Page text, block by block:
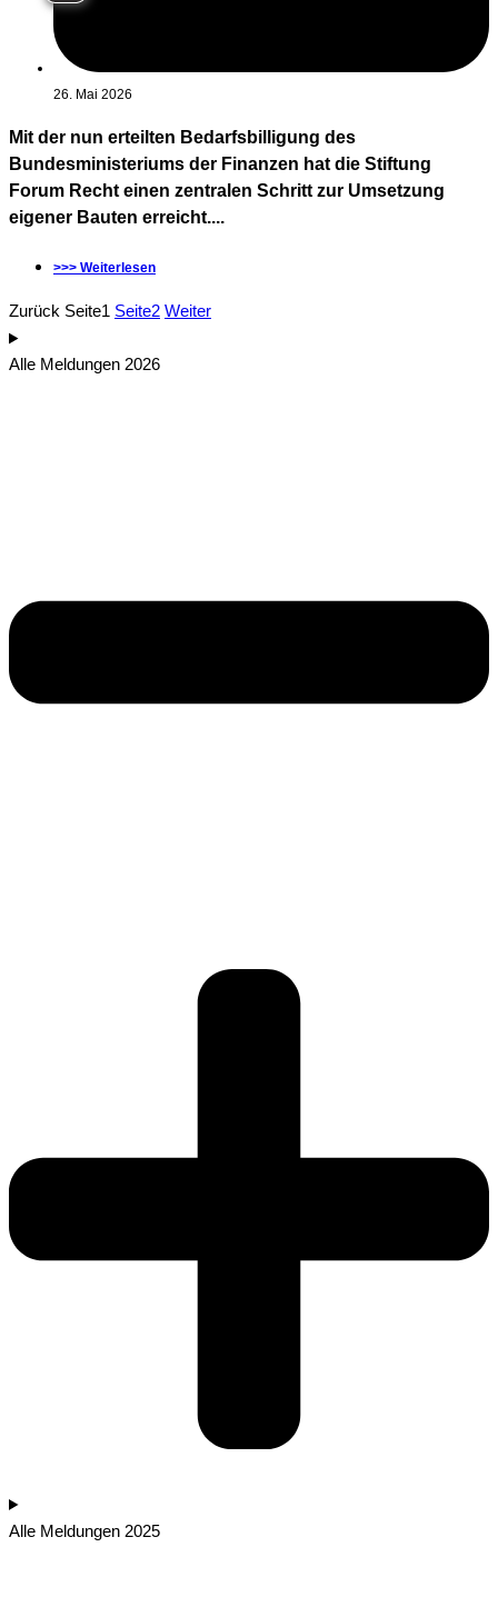
26. Mai 2026
Mit der nun erteilten Bedarfsbilligung des
Bundesministeriums der Finanzen hat die Stiftung
Forum Recht einen zentralen Schritt zur Umsetzung
eigener Bauten erreicht....
>>> Weiterlesen
Zurück Seite1 Seite2 Weiter
Alle Meldungen 2026
Alle Meldungen 2025